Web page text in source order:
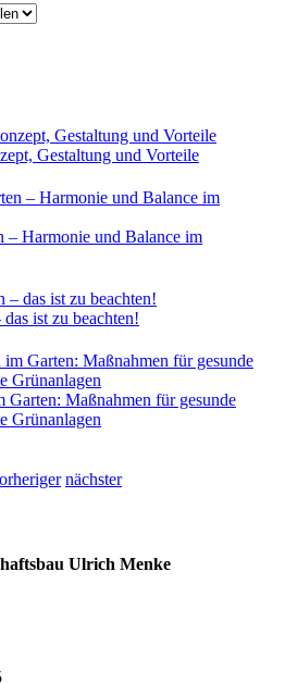
Gestaltung und Vorteile
– Harmonie und Balance im
ist zu beachten!
Garten: Maßnahmen für gesunde
Grünanlagen
nächster
Ulrich Menke